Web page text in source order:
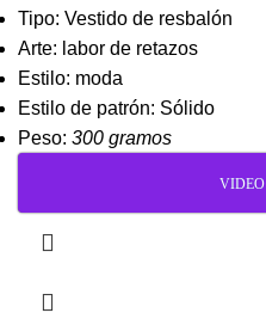
Tipo: Vestido de resbalón
Arte: labor de retazos
Estilo: moda
Estilo de patrón: Sólido
Peso: 300 gramos
VIDEO